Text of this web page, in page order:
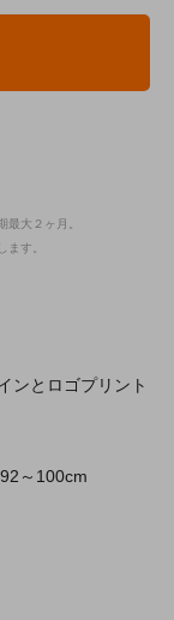
大２ヶ月。
ます。
ンとロゴプリント
～100cm